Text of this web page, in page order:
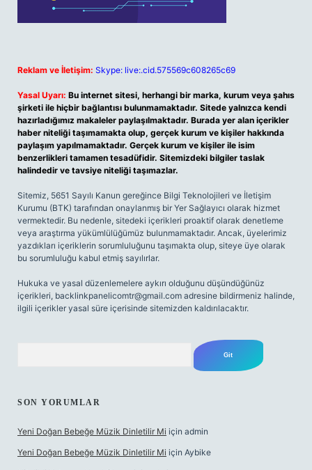
Reklam ve İletişim: Skype: live:.cid.575569c608265c69
Yasal Uyarı: Bu internet sitesi, herhangi bir marka, kurum veya şahıs
şirketi ile hiçbir bağlantısı bulunmamaktadır. Sitede yalnızca kendi
hazırladığımız makaleler paylaşılmaktadır. Burada yer alan içerikler
haber niteliği taşımamakta olup, gerçek kurum ve kişiler hakkında
paylaşım yapılmamaktadır. Gerçek kurum ve kişiler ile isim
benzerlikleri tamamen tesadüfidir. Sitemizdeki bilgiler taslak
halindedir ve tavsiye niteliği taşımazlar.
Sitemiz, 5651 Sayılı Kanun gereğince Bilgi Teknolojileri ve İletişim
Kurumu (BTK) tarafından onaylanmış bir Yer Sağlayıcı olarak hizmet
vermektedir. Bu nedenle, sitedeki içerikleri proaktif olarak denetleme
veya araştırma yükümlülüğümüz bulunmamaktadır. Ancak, üyelerimiz
yazdıkları içeriklerin sorumluluğunu taşımakta olup, siteye üye olarak
bu sorumluluğu kabul etmiş sayılırlar.
Hukuka ve yasal düzenlemelere aykırı olduğunu düşündüğünüz
içerikleri, backlinkpanelicomtr@gmail.com adresine bildirmeniz halinde,
ilgili içerikler yasal süre içerisinde sitemizden kaldırılacaktır.
SON YORUMLAR
Yeni Doğan Bebeğe Müzik Dinletilir Mi için admin
Yeni Doğan Bebeğe Müzik Dinletilir Mi için Aybike